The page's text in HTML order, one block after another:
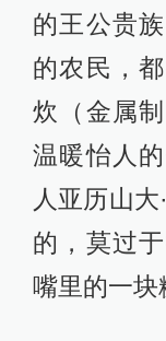
的王公贵
的农民，
炊（金属
温暖怡人
人亚历山
的，莫过
嘴里的一块